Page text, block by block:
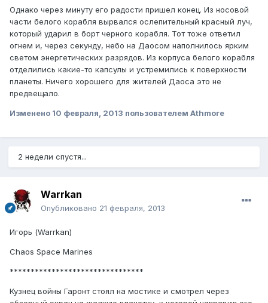
Однако через минуту его радости пришел конец. Из носовой
части белого корабля вырвался ослепительный красный луч,
который ударил в борт черного корабля. Тот тоже ответил
огнем и, через секунду, небо на Даосом наполнилось ярким
светом энергетических разрядов. Из корпуса белого корабля
отделились какие-то капсулы и устремились к поверхности
планеты. Ничего хорошего для жителей Даоса это не
предвещало.
Изменено 10 февраля, 2013 пользователем Athmore
2 недели спустя...
Warrkan
Опубликовано 21 февраля, 2013
Игорь (Warrkan)
Chaos Space Marines
********************************
Кузнец войны Гаронт стоял на мостике и смотрел через